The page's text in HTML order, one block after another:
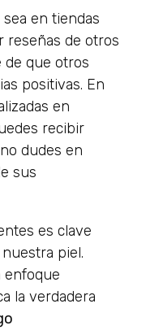
en tiendas
reseñas de otros
de que otros
positivas. En
en
recibir
dudes en
sus
es clave
piel.
enfoque
la verdadera